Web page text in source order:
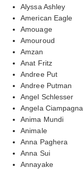
Alyssa Ashley
American Eagle
Amouage
Amouroud
Amzan
Anat Fritz
Andree Put
Andree Putman
Angel Schlesser
Angela Ciampagna
Anima Mundi
Animale
Anna Paghera
Anna Sui
Annayake